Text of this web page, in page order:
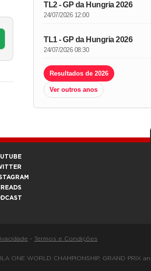
TL2 - GP da Hungria 2026
24/07/2026 12:00
TL1 - GP da Hungria 2026
24/07/2026 08:30
Resultados de 2026
Ver outros anos
- Termos e Condições
ONE WORLD CHAMPIONSHIP, GRAND PRIX